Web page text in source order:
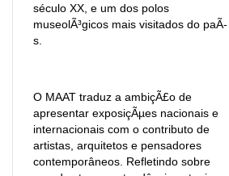
século XX, e um dos polos
museolÃ³gicos mais visitados do paÃ­
s.
O MAAT traduz a ambiçÃ£o de
apresentar exposiçÃµes nacionais e
internacionais com o contributo de
artistas, arquitetos e pensadores
contemporâneos. Refletindo sobre